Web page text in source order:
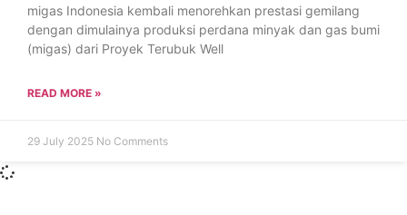
migas Indonesia kembali menorehkan prestasi gemilang
dengan dimulainya produksi perdana minyak dan gas bumi
(migas) dari Proyek Terubuk Well
READ MORE »
29 July 2025 No Comments